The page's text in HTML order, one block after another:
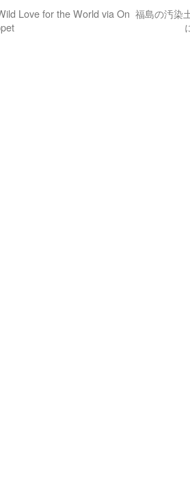
Love for the World via On 福島の汚染